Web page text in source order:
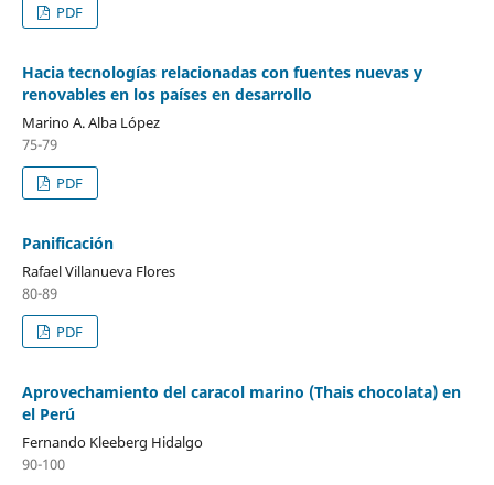
PDF
Hacia tecnologías relacionadas con fuentes nuevas y
renovables en los países en desarrollo
Marino A. Alba López
75-79
PDF
Panificación
Rafael Villanueva Flores
80-89
PDF
Aprovechamiento del caracol marino (Thais chocolata) en
el Perú
Fernando Kleeberg Hidalgo
90-100